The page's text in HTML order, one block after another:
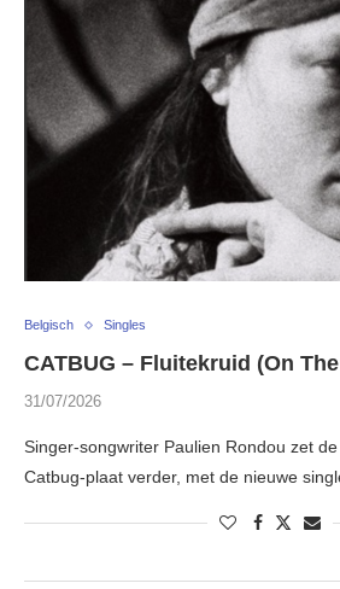
Belgisch Singles
CATBUG – Fluitekruid (On
31/07/2026
Singer-songwriter Paulien Rondou zet
Catbug-plaat verder, met de nieuwe